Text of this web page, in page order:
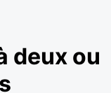
deux ou